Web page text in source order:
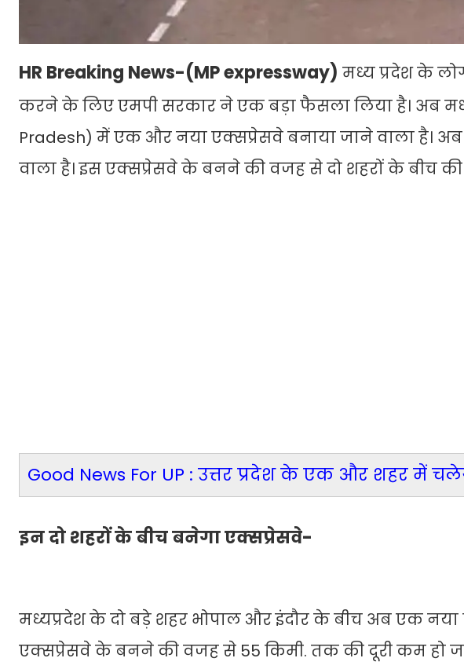
HR Breaking News-(MP expressway) मध्य प्रदेश के
करने के लिए एमपी सरकार ने एक बड़ा फैसला लिया है। अब
Pradesh) में एक और नया एक्सप्रेसवे बनाया जाने वाला है।
वाला है। इस एक्सप्रेसवे के बनने की वजह से दो शहरों के बीच
Good News For UP : उत्तर प्रदेश के एक और शहर में
इन दो शहरों के बीच बनेगा एक्सप्रेसवे-
मध्यप्रदेश के दो बड़े शहर भोपाल और इंदौर के बीच अब एक नया
एक्सप्रेसवे के बनने की वजह से 55 किमी. तक की दूरी कम हो